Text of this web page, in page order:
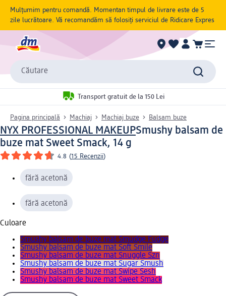
Mulțumim pentru comandă. Momentan timpul de livrare este de 5
zile lucrătoare. Vă recomandăm să folosiți serviciul de Ridicare Expres
Căutare
Transport gratuit de la 150 Lei
Pagina principală Machiaj Machiaj buze Balsam buze
NYX PROFESSIONAL MAKEUPSmushy balsam de
buze mat Sweet Smack, 14 g
4.8 (15 Recenzii)
fără acetonă
fără acetonă
Culoare
Smushy balsam de buze mat Smudge Fudge
Smushy balsam de buze mat Soft Smile
Smushy balsam de buze mat Snuggle Szn
Smushy balsam de buze mat Sugar Smush
Smushy balsam de buze mat Swipe Sesh
Smushy balsam de buze mat Sweet Smack